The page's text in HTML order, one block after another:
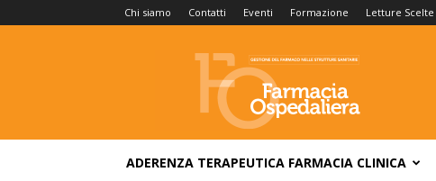
Chi siamo Contatti Eventi Formazione Letture Scelte
Farmacia
Ospedaliera
ADERENZA TERAPEUTICA FARMACIA CLINICA